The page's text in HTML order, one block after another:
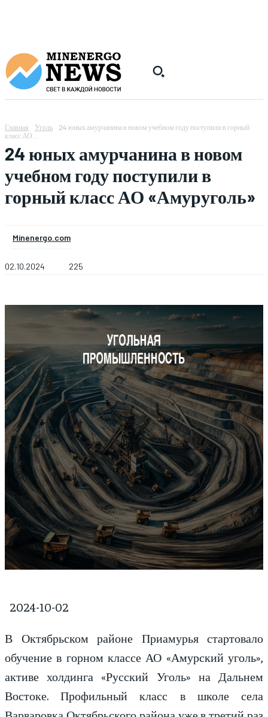
Главная Уголь
24 юных амурчанина в новом учебном году поступили в горный
класс АО...
24 юных амурчанина в новом
учебном году поступили в
горный класс АО «Амуруголь»
Minenergo.com
02.10.2024 225
2024-10-02
В Октябрьском районе Приамурья стартовало
обучение в горном классе АО «Амурский уголь»,
активе холдинга «Русский Уголь» на Дальнем
Востоке. Профильный класс в школе села